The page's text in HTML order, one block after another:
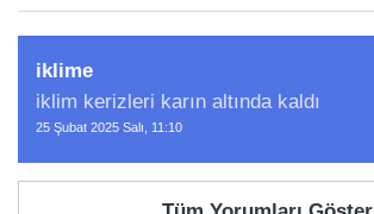
iklime
iklim kerizleri karın altında kaldı
25 Şubat 2025 Salı, 11:10